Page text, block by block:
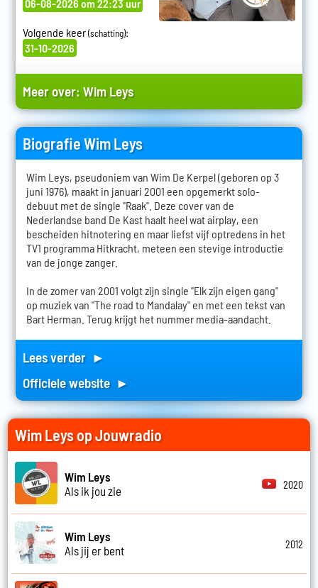
06-08-2026 om 22:23 uur
Volgende keer(schatting):
31-10-2026
Meer over:Wim Leys
Biografie Wim Leys
Wim Leys, pseudoniem van Wim De Kerpel (geboren op 3
juni 1976), maakt in januari 2001 een opgemerkt solo-
debuut met de single "Raak". Deze cover van de
Nederlandse band De Kast haalt heel wat airplay, een
bescheiden hitnotering en maar liefst vijf optredens in het
TV1 programma Hitkracht, meteen een stevige introductie
van de jonge zanger.
In de zomer van 2001 volgt zijn single "Elk zijn eigen gang"
op muziek van "The road to Mandalay" en met een tekst van
Bart Herman. Terug krijgt het nummer media-aandacht.
Lees verder ►
Officiele website ►
Wim Leys op Jouwradio
Wim Leys
Als ik jou zie
2020
Wim Leys
Als jij er bent
2012